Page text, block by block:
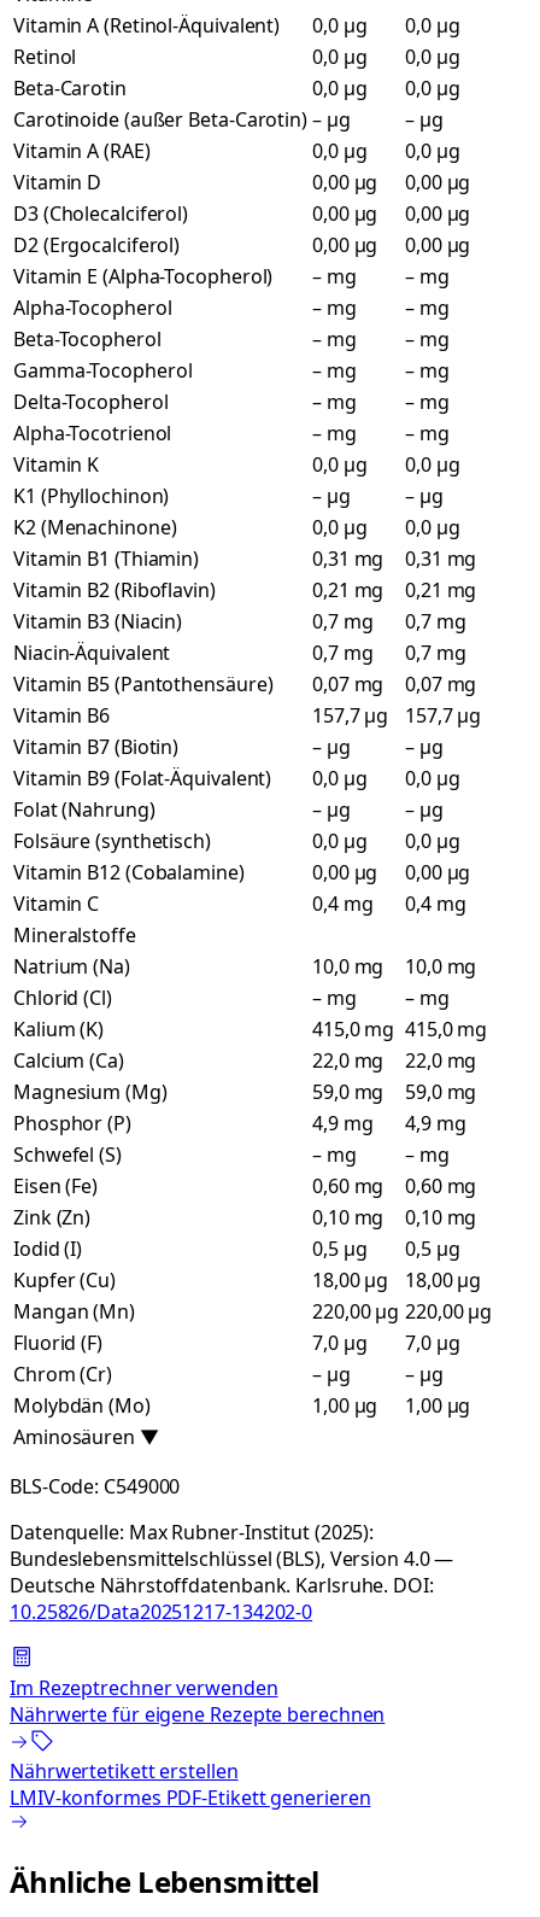
Vitamin A (Retinol-Äquivalent)
0,0 µg
0,0 µg
Retinol
0,0 µg
0,0 µg
Beta-Carotin
0,0 µg
0,0 µg
Carotinoide (außer Beta-Carotin)– µg
– µg
Vitamin A (RAE)
0,0 µg
0,0 µg
Vitamin D
0,00 µg
0,00 µg
D3 (Cholecalciferol)
0,00 µg
0,00 µg
D2 (Ergocalciferol)
0,00 µg
0,00 µg
Vitamin E (Alpha-Tocopherol)
– mg
– mg
Alpha-Tocopherol
– mg
– mg
Beta-Tocopherol
– mg
– mg
Gamma-Tocopherol
– mg
– mg
Delta-Tocopherol
– mg
– mg
Alpha-Tocotrienol
– mg
– mg
Vitamin K
0,0 µg
0,0 µg
K1 (Phyllochinon)
– µg
– µg
K2 (Menachinone)
0,0 µg
0,0 µg
Vitamin B1 (Thiamin)
0,31 mg
0,31 mg
Vitamin B2 (Riboflavin)
0,21 mg
0,21 mg
Vitamin B3 (Niacin)
0,7 mg
0,7 mg
Niacin-Äquivalent
0,7 mg
0,7 mg
Vitamin B5 (Pantothensäure)
0,07 mg
0,07 mg
Vitamin B6
157,7 µg
157,7 µg
Vitamin B7 (Biotin)
– µg
– µg
Vitamin B9 (Folat-Äquivalent)
0,0 µg
0,0 µg
Folat (Nahrung)
– µg
– µg
Folsäure (synthetisch)
0,0 µg
0,0 µg
Vitamin B12 (Cobalamine)
0,00 µg
0,00 µg
Vitamin C
0,4 mg
0,4 mg
Mineralstoffe
Natrium (Na)
10,0 mg
10,0 mg
Chlorid (Cl)
– mg
– mg
Kalium (K)
415,0 mg 415,0 mg
Calcium (Ca)
22,0 mg
22,0 mg
Magnesium (Mg)
59,0 mg
59,0 mg
Phosphor (P)
4,9 mg
4,9 mg
Schwefel (S)
– mg
– mg
Eisen (Fe)
0,60 mg
0,60 mg
Zink (Zn)
0,10 mg
0,10 mg
Iodid (I)
0,5 µg
0,5 µg
Kupfer (Cu)
18,00 µg
18,00 µg
Mangan (Mn)
220,00 µg 220,00 µg
Fluorid (F)
7,0 µg
7,0 µg
Chrom (Cr)
– µg
– µg
Molybdän (Mo)
1,00 µg
1,00 µg
Aminosäuren ▼
BLS-Code: C549000
Datenquelle: Max Rubner-Institut (2025):
Bundeslebensmittelschlüssel (BLS), Version 4.0 —
Deutsche Nährstoffdatenbank. Karlsruhe. DOI:
10.25826/Data20251217-134202-0
Im Rezeptrechner verwenden
Nährwerte für eigene Rezepte berechnen
Nährwertetikett erstellen
LMIV-konformes PDF-Etikett generieren
Ähnliche Lebensmittel